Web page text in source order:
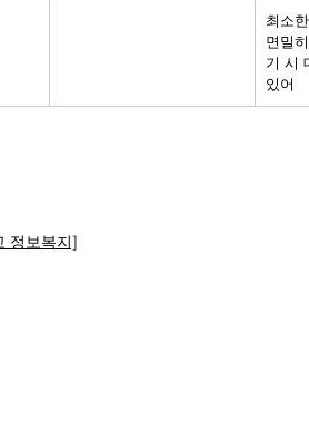
최소
면밀
기 시
있어
정보복지]